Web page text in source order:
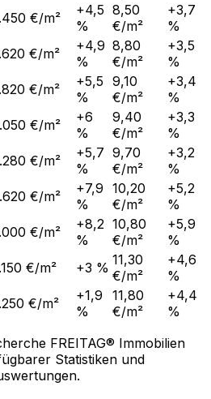
€/m²
+4,5
%
8,50
€/m²
+3,7
%
€/m²
+4,9
%
8,80
€/m²
+3,5
%
€/m²
+5,5
%
9,10
€/m²
+3,4
%
€/m²
+6
%
9,40
€/m²
+3,3
%
€/m²
+5,7
%
9,70
€/m²
+3,2
%
€/m²
+7,9
%
10,20
€/m²
+5,2
%
€/m²
+8,2
%
10,80
€/m²
+5,9
%
€/m² +3 % 11,30
€/m²
+4,6
%
€/m²
+1,9
%
11,80
€/m²
+4,4
%
FREITAG® Immobilien
Statistiken und